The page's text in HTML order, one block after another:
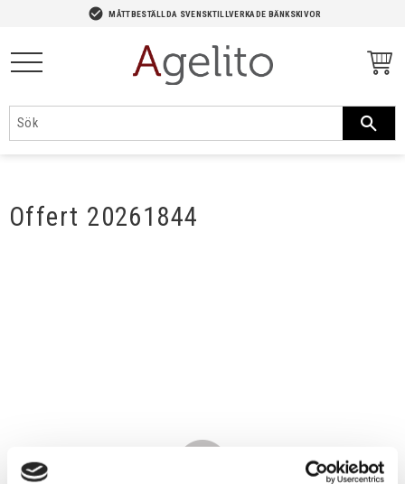
check_circle MÅTTBESTÄLLDA SVENSKTILLVERKADE BÄNKSKIVOR
Offert 20261844